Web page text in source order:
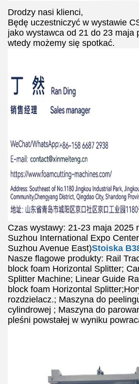
Drodzy nasi klienci,
Będę uczestniczyć w wystawie
jako wystawca od 21 do 23 maja
wtedy możemy się spotkać.
Czas wystawy: 21-23 maja 2025
Suzhou International Expo
Suzhou Avenue East)Stoiska
Nasze flagowe produkty: Rail
block foam Horizontal Splitter;
Splitter Machine; Linear Guide
block foam Horizontal
rozdzielacz.; Maszyna do
cylindrowej ; Maszyna do
pleśni powstałej w wyniku